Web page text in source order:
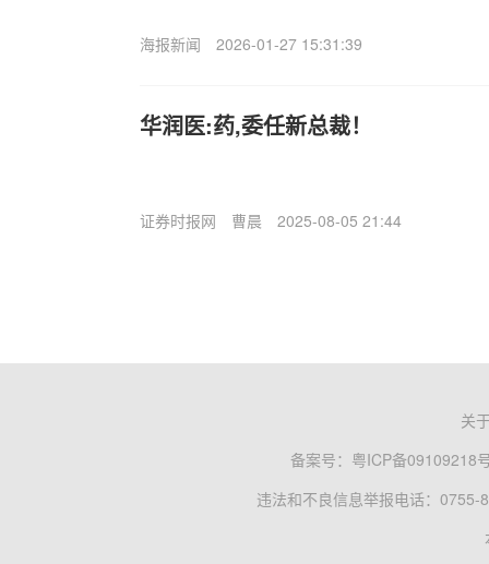
海报新闻 2026-01-27 15:31:39
华润医:药,委任新总裁！
证券时报网 曹晨 2025-08-05 21:44
关
备案号： 粤ICP备09109218
违法和不良信息举报电话：0755-